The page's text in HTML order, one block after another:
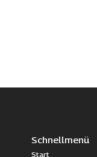
Schnellmenü
Start